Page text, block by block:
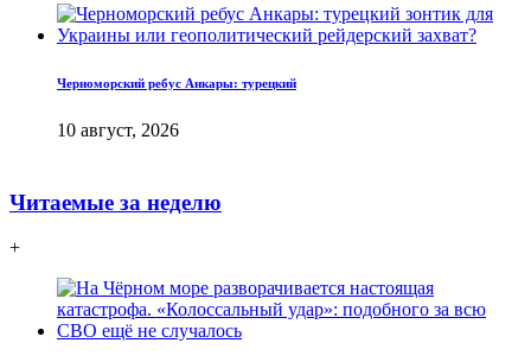
Черноморский ребус Анкары: турецкий
10 август, 2026
Читаемые за неделю
+